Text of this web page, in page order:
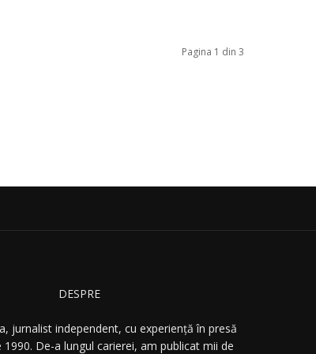
Pagina 1 din 3
DESPRE
jurnalist independent, cu experiență în presă
De-a lungul carierei, am publicat mii de